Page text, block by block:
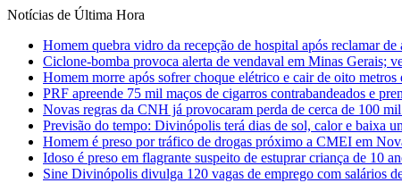
Notícias de Última Hora
Homem quebra vidro da recepção de hospital após reclamar de
Ciclone-bomba provoca alerta de vendaval em Minas Gerais;
Homem morre após sofrer choque elétrico e cair de oito metros
PRF apreende 75 mil maços de cigarros contrabandeados e
Novas regras da CNH já provocaram perda de cerca de 100
Previsão do tempo: Divinópolis terá dias de sol, calor e baixa
Homem é preso por tráfico de drogas próximo a CMEI em
Idoso é preso em flagrante suspeito de estuprar criança de 10
Sine Divinópolis divulga 120 vagas de emprego com salários